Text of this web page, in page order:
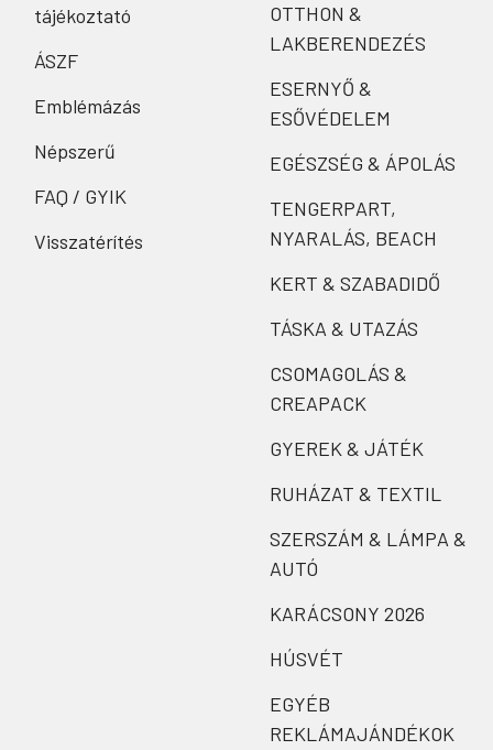
tájékoztató
ÁSZF
Emblémázás
Népszerű
FAQ / GYIK
Visszatérítés
OTTHON &
LAKBERENDEZÉS
ESERNYŐ &
ESŐVÉDELEM
EGÉSZSÉG & ÁPOLÁS
TENGERPART,
NYARALÁS, BEACH
KERT & SZABADIDŐ
TÁSKA & UTAZÁS
CSOMAGOLÁS &
CREAPACK
GYEREK & JÁTÉK
RUHÁZAT & TEXTIL
SZERSZÁM & LÁMPA &
AUTÓ
KARÁCSONY 2026
HÚSVÉT
EGYÉB
REKLÁMAJÁNDÉKOK